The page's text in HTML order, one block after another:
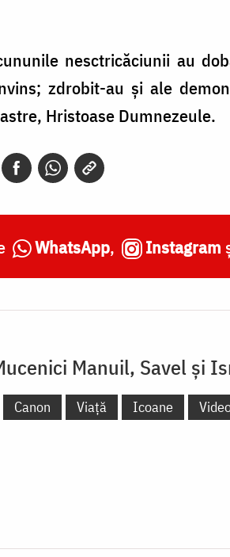
nesctricăciunii au
zdrobit-au şi ale
Hristoase Dumnezeule.
WhatsApp, Instagram
Manuil, Savel și
Canon Viață Icoane